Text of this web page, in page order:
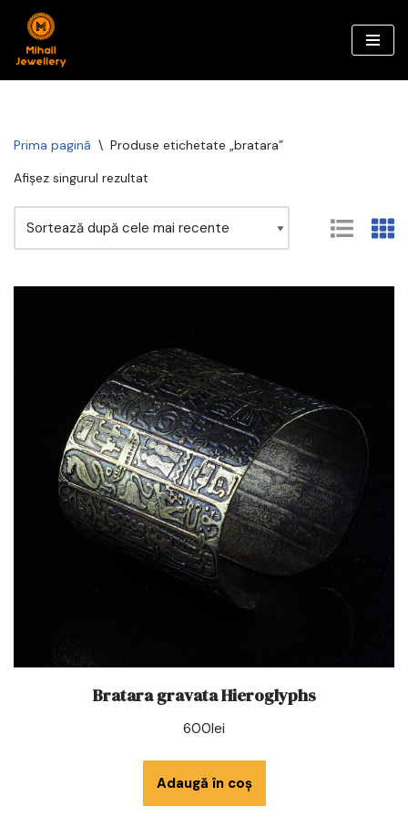
Sari
la
Prima pagină \ Produse etichetate „bratara”
Afișez singurul rezultat
Bratara gravata Hieroglyphs
600lei
Adaugă în coș